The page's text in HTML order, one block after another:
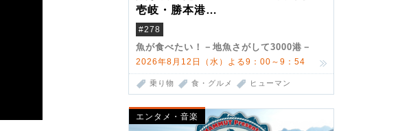
壱岐・勝本港
（クロマグロ）
#278
魚が食べたい！－地魚さがして3000港－
2026年8月12日（水）よる9：00～9：54
乗り物 食・グルメ ヒューマン
エンタメ・音楽